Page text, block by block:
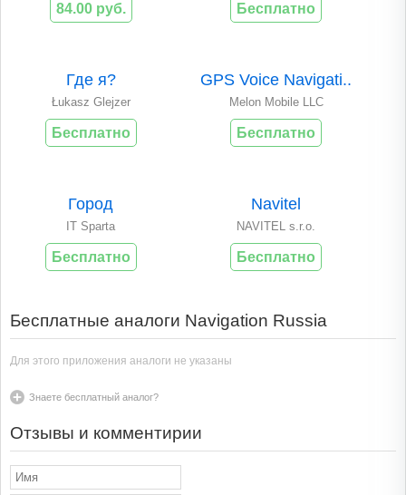
84.00 руб. Бесплатно
Где я?
Łukasz Glejzer
Бесплатно
GPS Voice Navigati..
Melon Mobile LLC
Бесплатно
Город
IT Sparta
Бесплатно
Navitel
NAVITEL s.r.o.
Бесплатно
Бесплатные аналоги Navigation Russia
Для этого приложения аналоги не указаны
Знаете бесплатный аналог?
Отзывы и комментирии